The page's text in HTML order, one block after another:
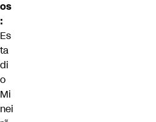
os
:
Es
ta
di
o
Mi
nei